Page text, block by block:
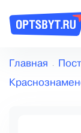
Главная